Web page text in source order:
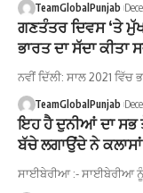
TeamGlobalPunjab
ਗਣਤੰਤਰ ਦਿਵਸ ‘ਤੇ
ਭਾਰਤ ਦਾ ਸੱਦਾ ਕੀਤਾ
ਨਵੀਂ ਦਿੱਲੀ: ਸਾਲ 2021
TeamGlobalPunjab
ਇਹ ਹੈ ਦੁਨੀਆਂ ਦਾ ਸਭ
ਬੱਚੇ ਲਗਾਉਂਦੇ ਨੇ ਕਲਾਸਾਂ
ਸਾਈਬੇਰੀਆ :- ਸਾਈਬੇਰੀਆ